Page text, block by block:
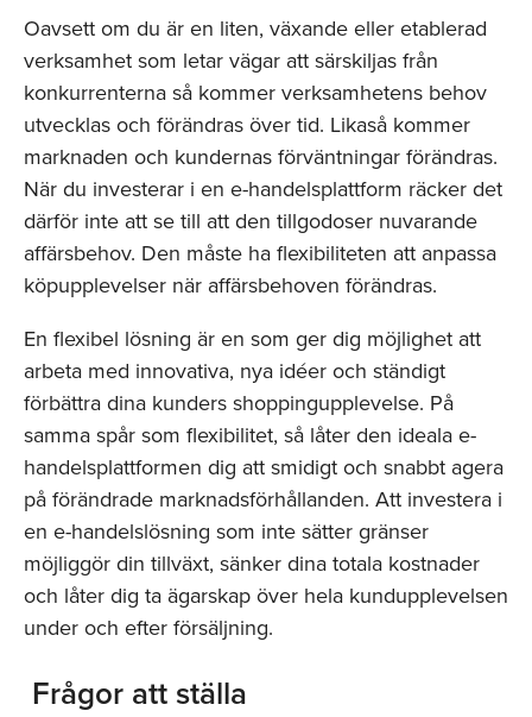
Oavsett om du är en liten, växande eller etablerad
verksamhet som letar vägar att särskiljas från
konkurrenterna så kommer verksamhetens behov
utvecklas och förändras över tid. Likaså kommer
marknaden och kundernas förväntningar förändras.
När du investerar i en e-handelsplattform räcker det
därför inte att se till att den tillgodoser nuvarande
affärsbehov. Den måste ha flexibiliteten att anpassa
köpupplevelser när affärsbehoven förändras.
En flexibel lösning är en som ger dig möjlighet att
arbeta med innovativa, nya idéer och ständigt
förbättra dina kunders shoppingupplevelse. På
samma spår som flexibilitet, så låter den ideala e-
handelsplattformen dig att smidigt och snabbt agera
på förändrade marknadsförhållanden. Att investera i
en e-handelslösning som inte sätter gränser
möjliggör din tillväxt, sänker dina totala kostnader
och låter dig ta ägarskap över hela kundupplevelsen
under och efter försäljning.
Frågor att ställa